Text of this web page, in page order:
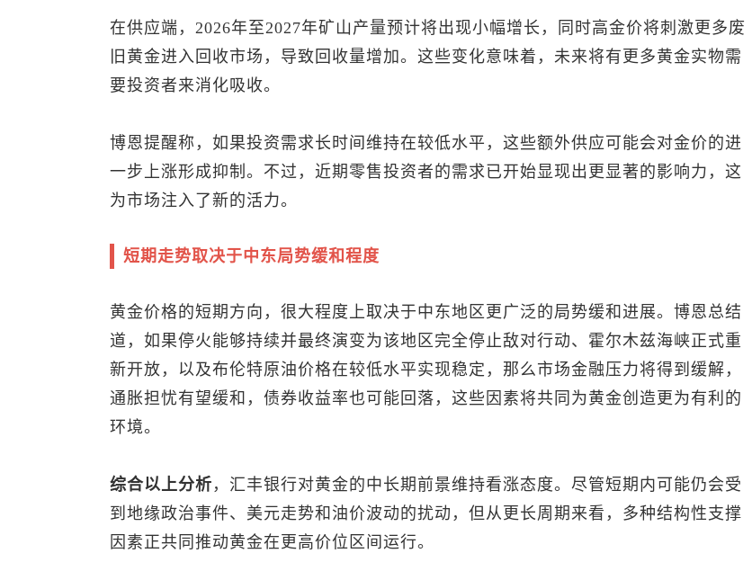
在供应端，2026年至2027年矿山产量预计将出现小幅增长，同时高金价将刺激更多废
旧黄金进入回收市场，导致回收量增加。这些变化意味着，未来将有更多黄金实物需
要投资者来消化吸收。
博恩提醒称，如果投资需求长时间维持在较低水平，这些额外供应可能会对金价的进
一步上涨形成抑制。不过，近期零售投资者的需求已开始显现出更显著的影响力，这
为市场注入了新的活力。
短期走势取决于中东局势缓和程度
黄金价格的短期方向，很大程度上取决于中东地区更广泛的局势缓和进展。博恩总结
道，如果停火能够持续并最终演变为该地区完全停止敌对行动、霍尔木兹海峡正式重
新开放，以及布伦特原油价格在较低水平实现稳定，那么市场金融压力将得到缓解，
通胀担忧有望缓和，债券收益率也可能回落，这些因素将共同为黄金创造更为有利的
环境。
综合以上分析 ，汇丰银行对黄金的中长期前景维持看涨态度。尽管短期内可能仍会受
到地缘政治事件、美元走势和油价波动的扰动，但从更长周期来看，多种结构性支撑
因素正共同推动黄金在更高价位区间运行。